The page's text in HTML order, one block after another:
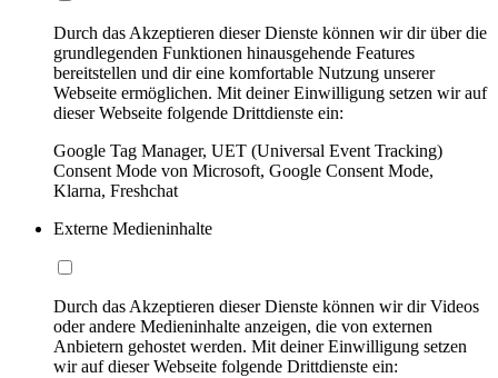
Durch das Akzeptieren dieser Dienste können wir dir über die
grundlegenden Funktionen hinausgehende Features
bereitstellen und dir eine komfortable Nutzung unserer
Webseite ermöglichen. Mit deiner Einwilligung setzen wir auf
dieser Webseite folgende Drittdienste ein:
Google Tag Manager, UET (Universal Event Tracking)
Consent Mode von Microsoft, Google Consent Mode,
Klarna, Freshchat
Externe Medieninhalte
Durch das Akzeptieren dieser Dienste können wir dir Videos
oder andere Medieninhalte anzeigen, die von externen
Anbietern gehostet werden. Mit deiner Einwilligung setzen
wir auf dieser Webseite folgende Drittdienste ein: